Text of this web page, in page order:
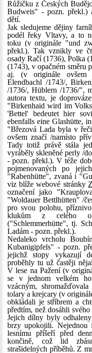
Růžičku z Českých
Budweis" - pozn. překl.)
dětí.
Jak sledujeme dějiny
podél řeky Vltavy, a to
toku (v originále "und
překl.). Tak vznikly ve
osady Račí (1736), Polka
(1743), v opačném směru
aj. (v originále ovšem
Elendbachl /1743/,
/1736/, Hüblern /1736/",
autora textu, je
"Birkenhaid wird im
'Bettel' bedeutet hier
ebenfalls eine Glashütte,
"Březová Lada byla v
ovšem značí /namísto
Tady totiž právě stála
vyráběly skleněné perly /
- pozn. překl.). V téže
pojmenovaných po
"Rabenhütte", zvaná i
viz blíže webové stránky
označení jako
"Woldauer Bettlhütten" /
pro svou polohu,
klukům z celého
("Schlemmerhütte", tj.
Ladám - pozn. překl.).
Nedaleko vrcholu
Kubanigipfels" - pozn.
jejichž stopy vykazují
proběhly tu už častěji
V lese na Pažení (v
se v jednom velkém
vzácným,
tolary a krejcary (v
obkládali je stříbrem a
předtím, než dosáhli
Jejich dílny byly
brzy upokojili.
lesnímu příšeří před
končině, což lid
strašidelných příběhů. Z